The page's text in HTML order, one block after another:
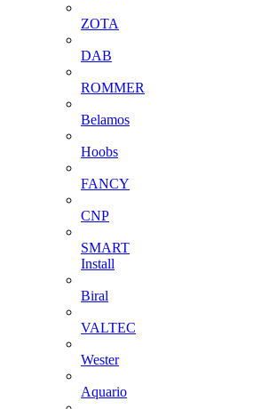
ZOTA
DAB
ROMMER
Belamos
Hoobs
FANCY
CNP
SMART
Install
Biral
VALTEC
Wester
Aquario